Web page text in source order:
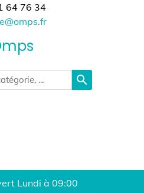
64 76 34
search
Lundi à 09:00